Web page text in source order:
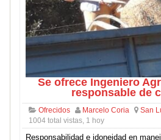
Se ofrece Ingeniero
responsable de
Ofrecidos Marcelo Coria San
1004 total vistas, 1 hoy
Responsabilidad e idoneidad en